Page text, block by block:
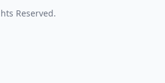
Reserved.